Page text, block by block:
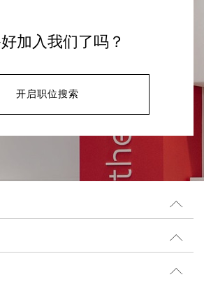
加入我们了吗？
开启职位搜索